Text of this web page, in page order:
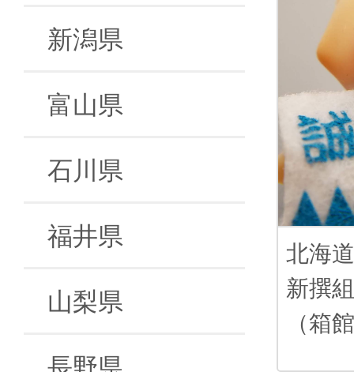
新潟県
富山県
石川県
福井県
山梨県
北海道
新撰
（箱